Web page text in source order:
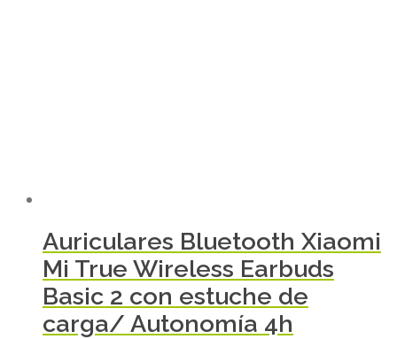
Auriculares Bluetooth Xiaomi
Mi True Wireless Earbuds
Basic 2 con estuche de
carga/ Autonomía 4h